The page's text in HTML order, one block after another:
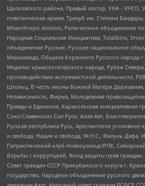
Щелковского района, Правый сектор, УНА - УНСО,
повстанческая армия, Тризуб им. Степана
Misanthropic division, Религиозное объединение
Народная Социальная Инициатива, TulaSkins,
объединение Русские, Русское национальное
Мирмамеда, Община Коренного Русского народа
Меджлис крымскотатарского народа, Рубеж
противодействии экстремистской деятельности,
Штольц, В честь иконы Божией Матери Державная,
Независимость, Фирма, Молодежная
Правды и Единения, Каракольская инициативная
Союз Славянских Сил Руси, Алля-Аят,
Русская республика Русь, Арестантское
и свобода, Нация и свобода, W.H.С., Фалунь Дафа,
Патриотический клуб-Новокузнецк/РПК,
борьбы с коррупцией, Фонд защиты прав
Совет граждан СССР Прикубанского округа г.
государство, Народное объединение русского